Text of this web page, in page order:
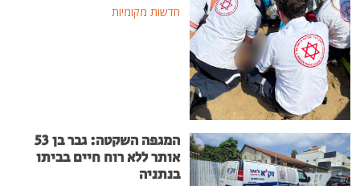
חדשות מקומיות
המגפה השקטה: גבר בן 53
אותר ללא רוח חיים בביתו
בנתניה